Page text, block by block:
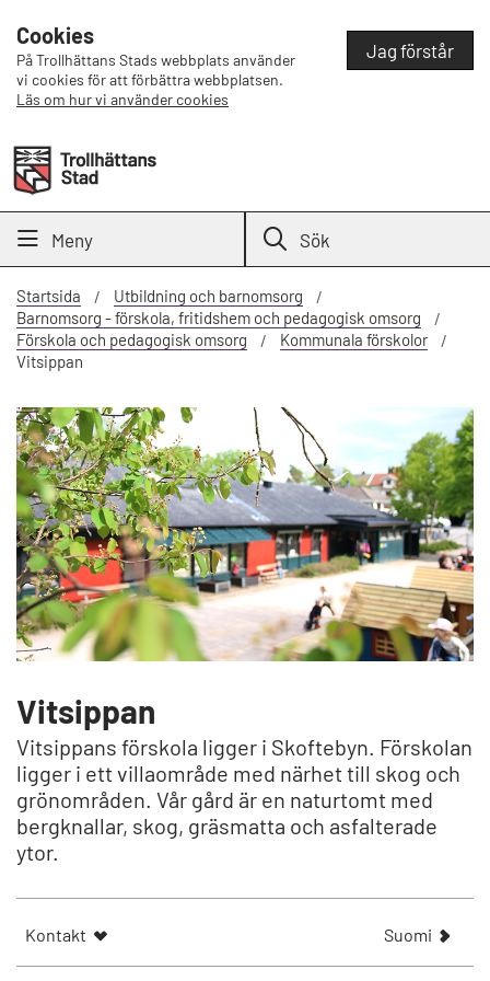
Cookies
På Trollhättans Stads webbplats använder
vi cookies för att förbättra webbplatsen.
Läs om hur vi använder cookies
Jag förstår
Meny Sök
Startsida
Utbildning och barnomsorg
Barnomsorg - förskola, fritidshem och pedagogisk omsorg
Förskola och pedagogisk omsorg
Kommunala förskolor
Vitsippan
Vitsippan
Vitsippans förskola ligger i Skoftebyn. Förskolan
ligger i ett villaområde med närhet till skog och
grönområden. Vår gård är en naturtomt med
bergknallar, skog, gräsmatta och asfalterade
ytor.
Kontakt
N
y
Suomi